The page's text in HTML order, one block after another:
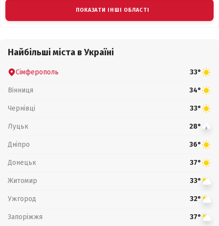
ПОКАЗАТИ ІНШІ ОБЛАСТІ
Найбільші міста в Україні
Сімферополь 33°
Вінниця 34°
Чернівці 33°
Луцьк 28°
Дніпро 36°
Донецьк 37°
Житомир 33°
Ужгород 32°
Запоріжжя 37°